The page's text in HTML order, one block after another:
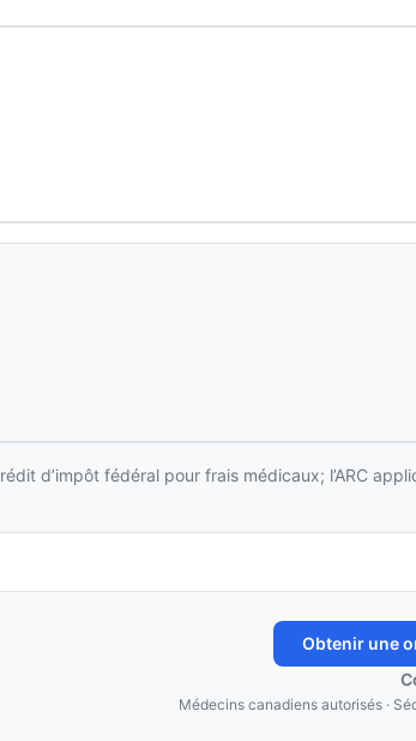
d’impôt fédéral pour frais médicaux; l’ARC
Obtenir une
Médecins canadiens autorisés ·